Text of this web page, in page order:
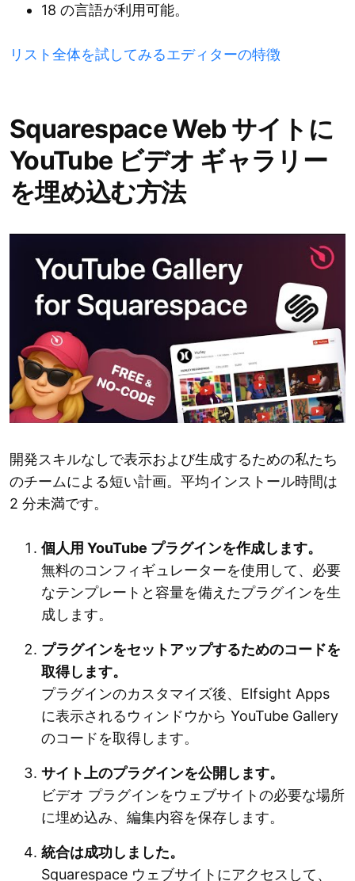
18 の言語が利用可能。
リスト全体を試してみるエディターの特徴
Squarespace Web サイトに
YouTube ビデオ ギャラリー
を埋め込む方法
開発スキルなしで表示および生成するための私たち
のチームによる短い計画。平均インストール時間は
2 分未満です。
個人用 YouTube プラグインを作成します。
無料のコンフィギュレーターを使用して、必要
なテンプレートと容量を備えたプラグインを生
成します。
プラグインをセットアップするためのコードを
取得します。
プラグインのカスタマイズ後、Elfsight Apps
に表示されるウィンドウから YouTube Gallery
のコードを取得します。
サイト上のプラグインを公開します。
ビデオ プラグインをウェブサイトの必要な場所
に埋め込み、編集内容を保存します。
統合は成功しました。
Squarespace ウェブサイトにアクセスして、